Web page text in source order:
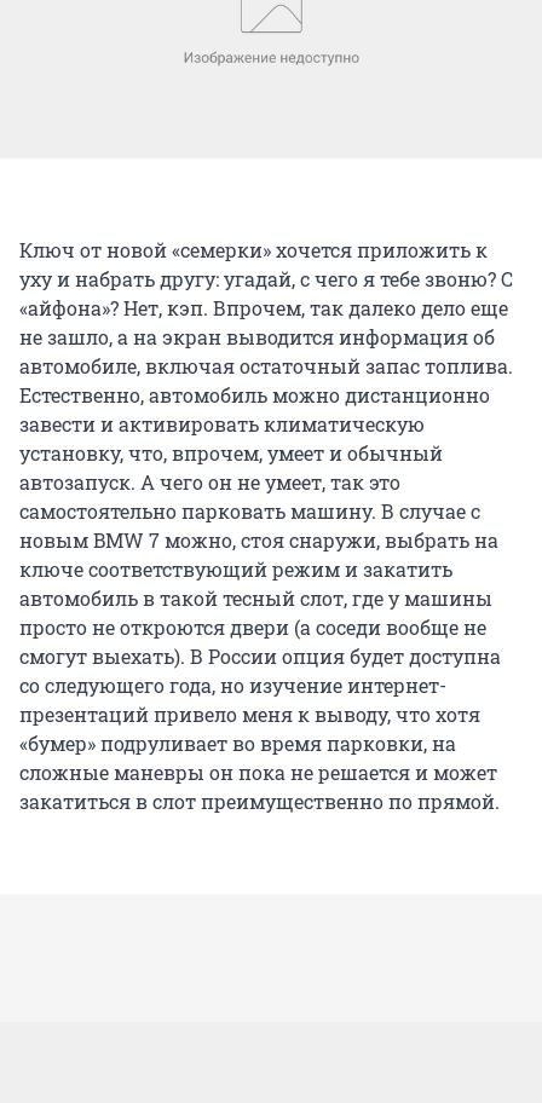
Ключ от новой «семерки» хочется приложить к
уху и набрать другу: угадай, с чего я тебе звоню? С
«айфона»? Нет, кэп. Впрочем, так далеко дело еще
не зашло, а на экран выводится информация об
автомобиле, включая остаточный запас топлива.
Естественно, автомобиль можно дистанционно
завести и активировать климатическую
установку, что, впрочем, умеет и обычный
автозапуск. А чего он не умеет, так это
самостоятельно парковать машину. В случае с
новым BMW 7 можно, стоя снаружи, выбрать на
ключе соответствующий режим и закатить
автомобиль в такой тесный слот, где у машины
просто не откроются двери (а соседи вообще не
смогут выехать). В России опция будет доступна
со следующего года, но изучение интернет-
презентаций привело меня к выводу, что хотя
«бумер» подруливает во время парковки, на
сложные маневры он пока не решается и может
закатиться в слот преимущественно по прямой.